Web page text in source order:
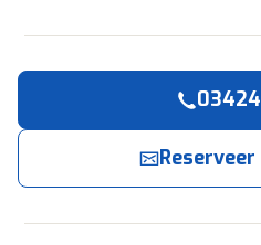
Model
nu!
Jansen 2wielers